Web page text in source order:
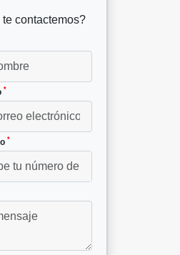
contactemos?
*
*